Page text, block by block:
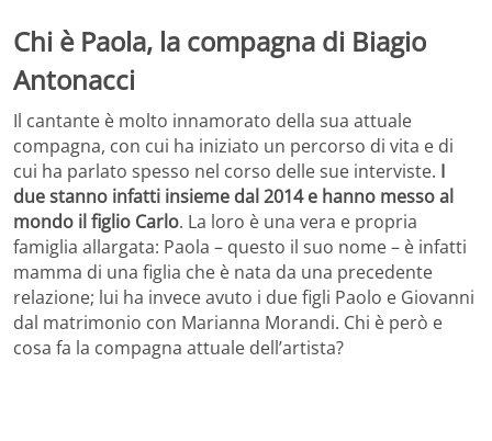
Chi è Paola, la compagna di Biagio
Antonacci
Il cantante è molto innamorato della sua attuale
compagna, con cui ha iniziato un percorso di vita e di
cui ha parlato spesso nel corso delle sue interviste. I
due stanno infatti insieme dal 2014 e hanno messo al
mondo il figlio Carlo. La loro è una vera e propria
famiglia allargata: Paola – questo il suo nome – è infatti
mamma di una figlia che è nata da una precedente
relazione; lui ha invece avuto i due figli Paolo e Giovanni
dal matrimonio con Marianna Morandi. Chi è però e
cosa fa la compagna attuale dell’artista?